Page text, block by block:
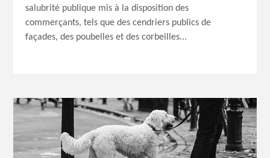
salubrité publique mis à la disposition des
commerçants, tels que des cendriers publics de
façades, des poubelles et des corbeilles...